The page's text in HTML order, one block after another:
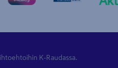
K-Raudassa.